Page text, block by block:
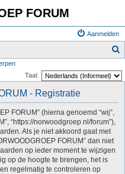
FORUM
Aanmelden
Taal:
- Registratie
FORUM” (hierna genoemd “wij”,
“https://norwoodgroep.nl/forum”),
Als je niet akkoord gaat met
FORUM” dan niet
op ieder moment te wijzigen
op de hoogte te brengen, het is
regelmatig te controleren op